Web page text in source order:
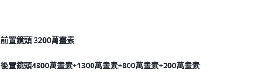
前置鏡頭 3200萬畫素
後置鏡頭4800萬畫素+1300萬畫素+800萬畫素+200萬畫素